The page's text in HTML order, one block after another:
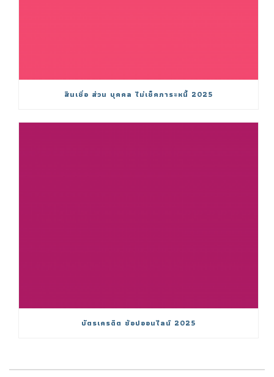
สินเชื่อ ส่วน บุคคล ไม่เช็คภาระหนี้ 2025
บัตรเครดิต ช้อปออนไลน์ 2025